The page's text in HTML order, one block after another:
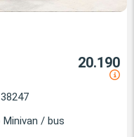
20.190
38247
Minivan / bus